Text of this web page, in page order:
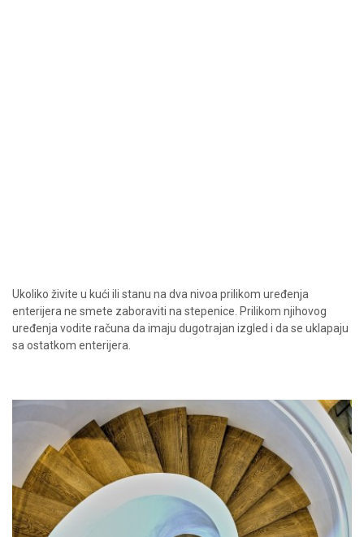
Ukoliko živite u kući ili stanu na dva nivoa prilikom uređenja
enterijera ne smete zaboraviti na stepenice. Prilikom njihovog
uređenja vodite računa da imaju dugotrajan izgled i da se uklapaju
sa ostatkom enterijera.